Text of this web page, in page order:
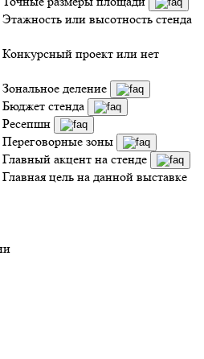
Этажность или высотность стенда
Конкурсный проект или нет
Зональное деление
Бюджет стенда
Ресепшн
Переговорные зоны
Главный акцент на стенде
Главная цель на данной выставке